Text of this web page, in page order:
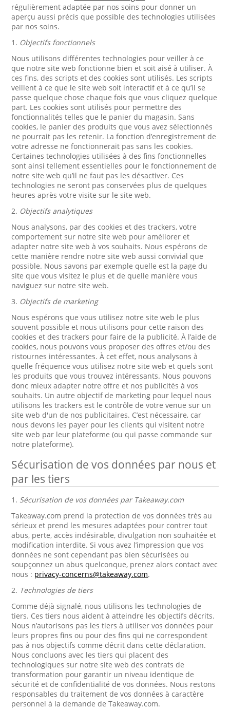
régulièrement adaptée par nos soins pour donner un
aperçu aussi précis que possible des technologies utilisées
par nos soins.
1. Objectifs fonctionnels
Nous utilisons différentes technologies pour veiller à ce
que notre site web fonctionne bien et soit aisé à utiliser. À
ces fins, des scripts et des cookies sont utilisés. Les scripts
veillent à ce que le site web soit interactif et à ce qu’il se
passe quelque chose chaque fois que vous cliquez quelque
part. Les cookies sont utilisés pour permettre des
fonctionnalités telles que le panier du magasin. Sans
cookies, le panier des produits que vous avez sélectionnés
ne pourrait pas les retenir. La fonction d’enregistrement de
votre adresse ne fonctionnerait pas sans les cookies.
Certaines technologies utilisées à des fins fonctionnelles
sont ainsi tellement essentielles pour le fonctionnement de
notre site web qu’il ne faut pas les désactiver. Ces
technologies ne seront pas conservées plus de quelques
heures après votre visite sur le site web.
2. Objectifs analytiques
Nous analysons, par des cookies et des trackers, votre
comportement sur notre site web pour améliorer et
adapter notre site web à vos souhaits. Nous espérons de
cette manière rendre notre site web aussi convivial que
possible. Nous savons par exemple quelle est la page du
site que vous visitez le plus et de quelle manière vous
naviguez sur notre site web.
3. Objectifs de marketing
Nous espérons que vous utilisez notre site web le plus
souvent possible et nous utilisons pour cette raison des
cookies et des trackers pour faire de la publicité. À l’aide de
cookies, nous pouvons vous proposer des offres et/ou des
ristournes intéressantes. À cet effet, nous analysons à
quelle fréquence vous utilisez notre site web et quels sont
les produits que vous trouvez intéressants. Nous pouvons
donc mieux adapter notre offre et nos publicités à vos
souhaits. Un autre objectif de marketing pour lequel nous
utilisons les trackers est le contrôle de votre venue sur un
site web d'un de nos publicitaires. C’est nécessaire, car
nous devons les payer pour les clients qui visitent notre
site web par leur plateforme (ou qui passe commande sur
notre plateforme).
Sécurisation de vos données par nous et
par les tiers
1. Sécurisation de vos données par Takeaway.com
Takeaway.com prend la protection de vos données très au
sérieux et prend les mesures adaptées pour contrer tout
abus, perte, accès indésirable, divulgation non souhaitée et
modification interdite. Si vous avez l’impression que vos
données ne sont cependant pas bien sécurisées ou
soupçonnez un abus quelconque, prenez alors contact avec
nous : privacy-concerns@takeaway.com.
2. Technologies de tiers
Comme déjà signalé, nous utilisons les technologies de
tiers. Ces tiers nous aident à atteindre les objectifs décrits.
Nous n’autorisons pas les tiers à utiliser vos données pour
leurs propres fins ou pour des fins qui ne correspondent
pas à nos objectifs comme décrit dans cette déclaration.
Nous concluons avec les tiers qui placent des
technologiques sur notre site web des contrats de
transformation pour garantir un niveau identique de
sécurité et de confidentialité de vos données. Nous restons
responsables du traitement de vos données à caractère
personnel à la demande de Takeaway.com.